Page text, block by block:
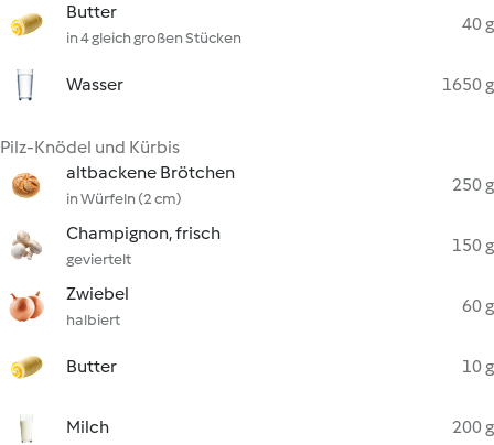
Butter
in 4 gleich großen Stücken
40 g
Wasser 1650 g
Pilz-Knödel und Kürbis
altbackene Brötchen
in Würfeln (2 cm)
250 g
Champignon, frisch
geviertelt
150 g
Zwiebel
halbiert
60 g
Butter 10 g
Milch 200 g